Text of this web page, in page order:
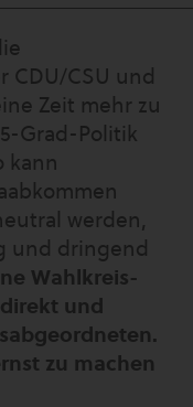
CDU/CSU und
Zeit mehr zu
Grad-Politik
kann
werden,
und dringend
Wahlkreis-
und
zu machen